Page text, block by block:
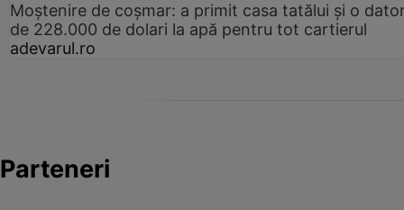
Moștenire de coșmar: a primit casa tatălui și o
de 228.000 de dolari la apă pentru tot cartierul
adevarul.ro
Parteneri